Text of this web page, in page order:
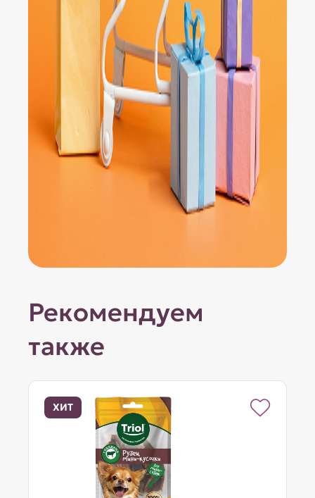
Рекомендуем
также
ХИТ